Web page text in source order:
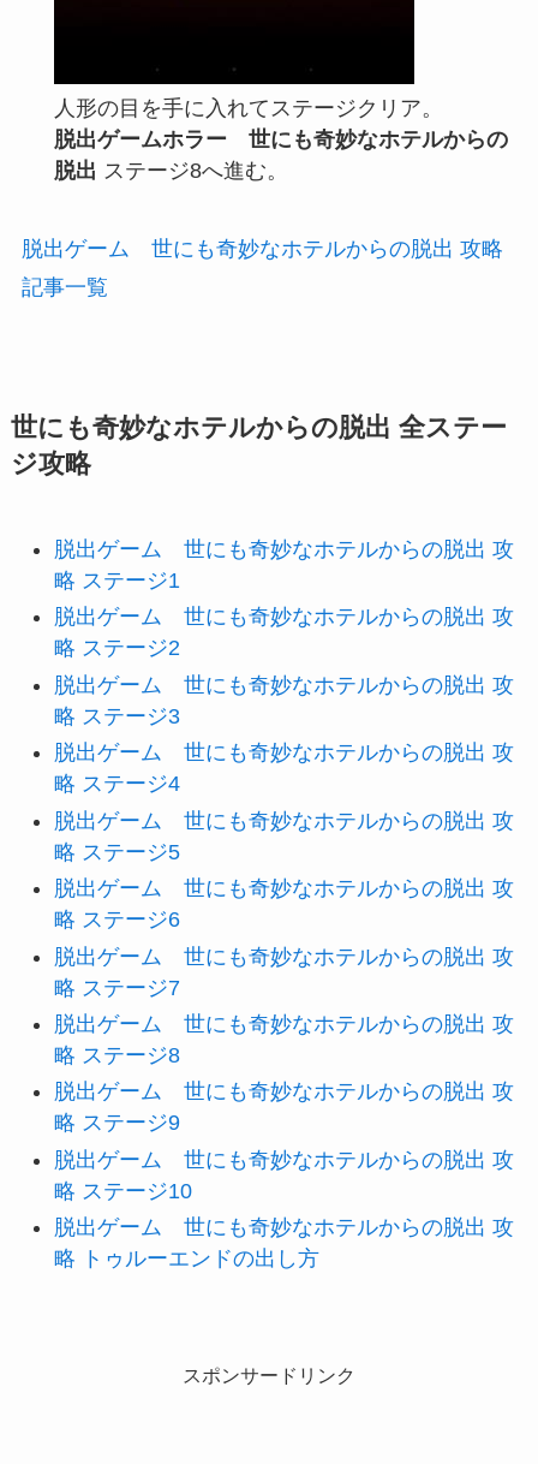
人形の目を手に入れてステージクリア。
脱出ゲームホラー 世にも奇妙なホテルからの
脱出 ステージ8へ進む。
脱出ゲーム 世にも奇妙なホテルからの脱出 攻略
記事一覧
世にも奇妙なホテルからの脱出 全ステー
ジ攻略
脱出ゲーム 世にも奇妙なホテルからの脱出 攻
略 ステージ1
脱出ゲーム 世にも奇妙なホテルからの脱出 攻
略 ステージ2
脱出ゲーム 世にも奇妙なホテルからの脱出 攻
略 ステージ3
脱出ゲーム 世にも奇妙なホテルからの脱出 攻
略 ステージ4
脱出ゲーム 世にも奇妙なホテルからの脱出 攻
略 ステージ5
脱出ゲーム 世にも奇妙なホテルからの脱出 攻
略 ステージ6
脱出ゲーム 世にも奇妙なホテルからの脱出 攻
略 ステージ7
脱出ゲーム 世にも奇妙なホテルからの脱出 攻
略 ステージ8
脱出ゲーム 世にも奇妙なホテルからの脱出 攻
略 ステージ9
脱出ゲーム 世にも奇妙なホテルからの脱出 攻
略 ステージ10
脱出ゲーム 世にも奇妙なホテルからの脱出 攻
略 トゥルーエンドの出し方
スポンサードリンク